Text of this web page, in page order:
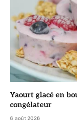
Yaourt glacé en
congélateur
6 août 2026